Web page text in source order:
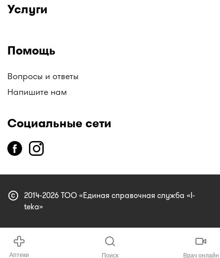
Услуги
Помощь
Вопросы и ответы
Напишите нам
Социальные сети
copyright 2014-2026 ТОО «Единая справочная служба «I-
teka»
Аптеки Поиск Врач онлайн